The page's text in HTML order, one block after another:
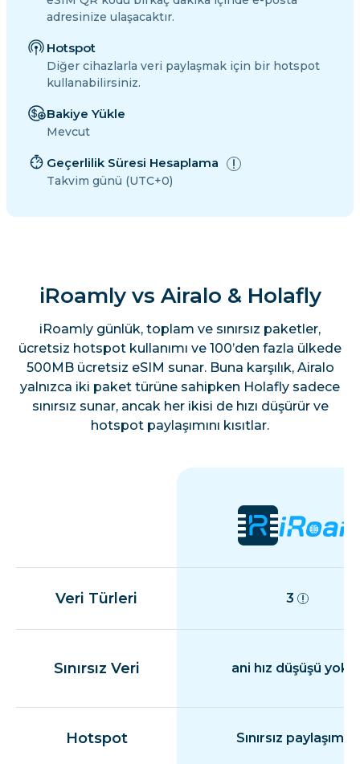
adresinize ulaşacaktır.
Hotspot
Diğer cihazlarla veri paylaşmak için bir hotspot
kullanabilirsiniz.
Bakiye Yükle
Mevcut
Geçerlilik Süresi Hesaplama
Takvim günü (UTC+0)
iRoamly vs Airalo & Holafly
iRoamly günlük, toplam ve sınırsız paketler,
ücretsiz hotspot kullanımı ve 100’den fazla ülkede
500MB ücretsiz eSIM sunar. Buna karşılık, Airalo
yalnızca iki paket türüne sahipken Holafly sadece
sınırsız sunar, ancak her ikisi de hızı düşürür ve
hotspot paylaşımını kısıtlar.
Veri Türleri 3
Sınırsız Veri ani hız düşüşü yok
Hotspot Sınırsız paylaşım